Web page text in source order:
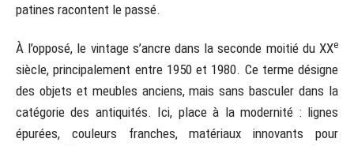
patines racontent le passé.
À l’opposé, le vintage s’ancre dans la seconde moitié du XXe
siècle, principalement entre 1950 et 1980. Ce terme désigne
des objets et meubles anciens, mais sans basculer dans la
catégorie des antiquités. Ici, place à la modernité : lignes
épurées, couleurs franches, matériaux innovants pour